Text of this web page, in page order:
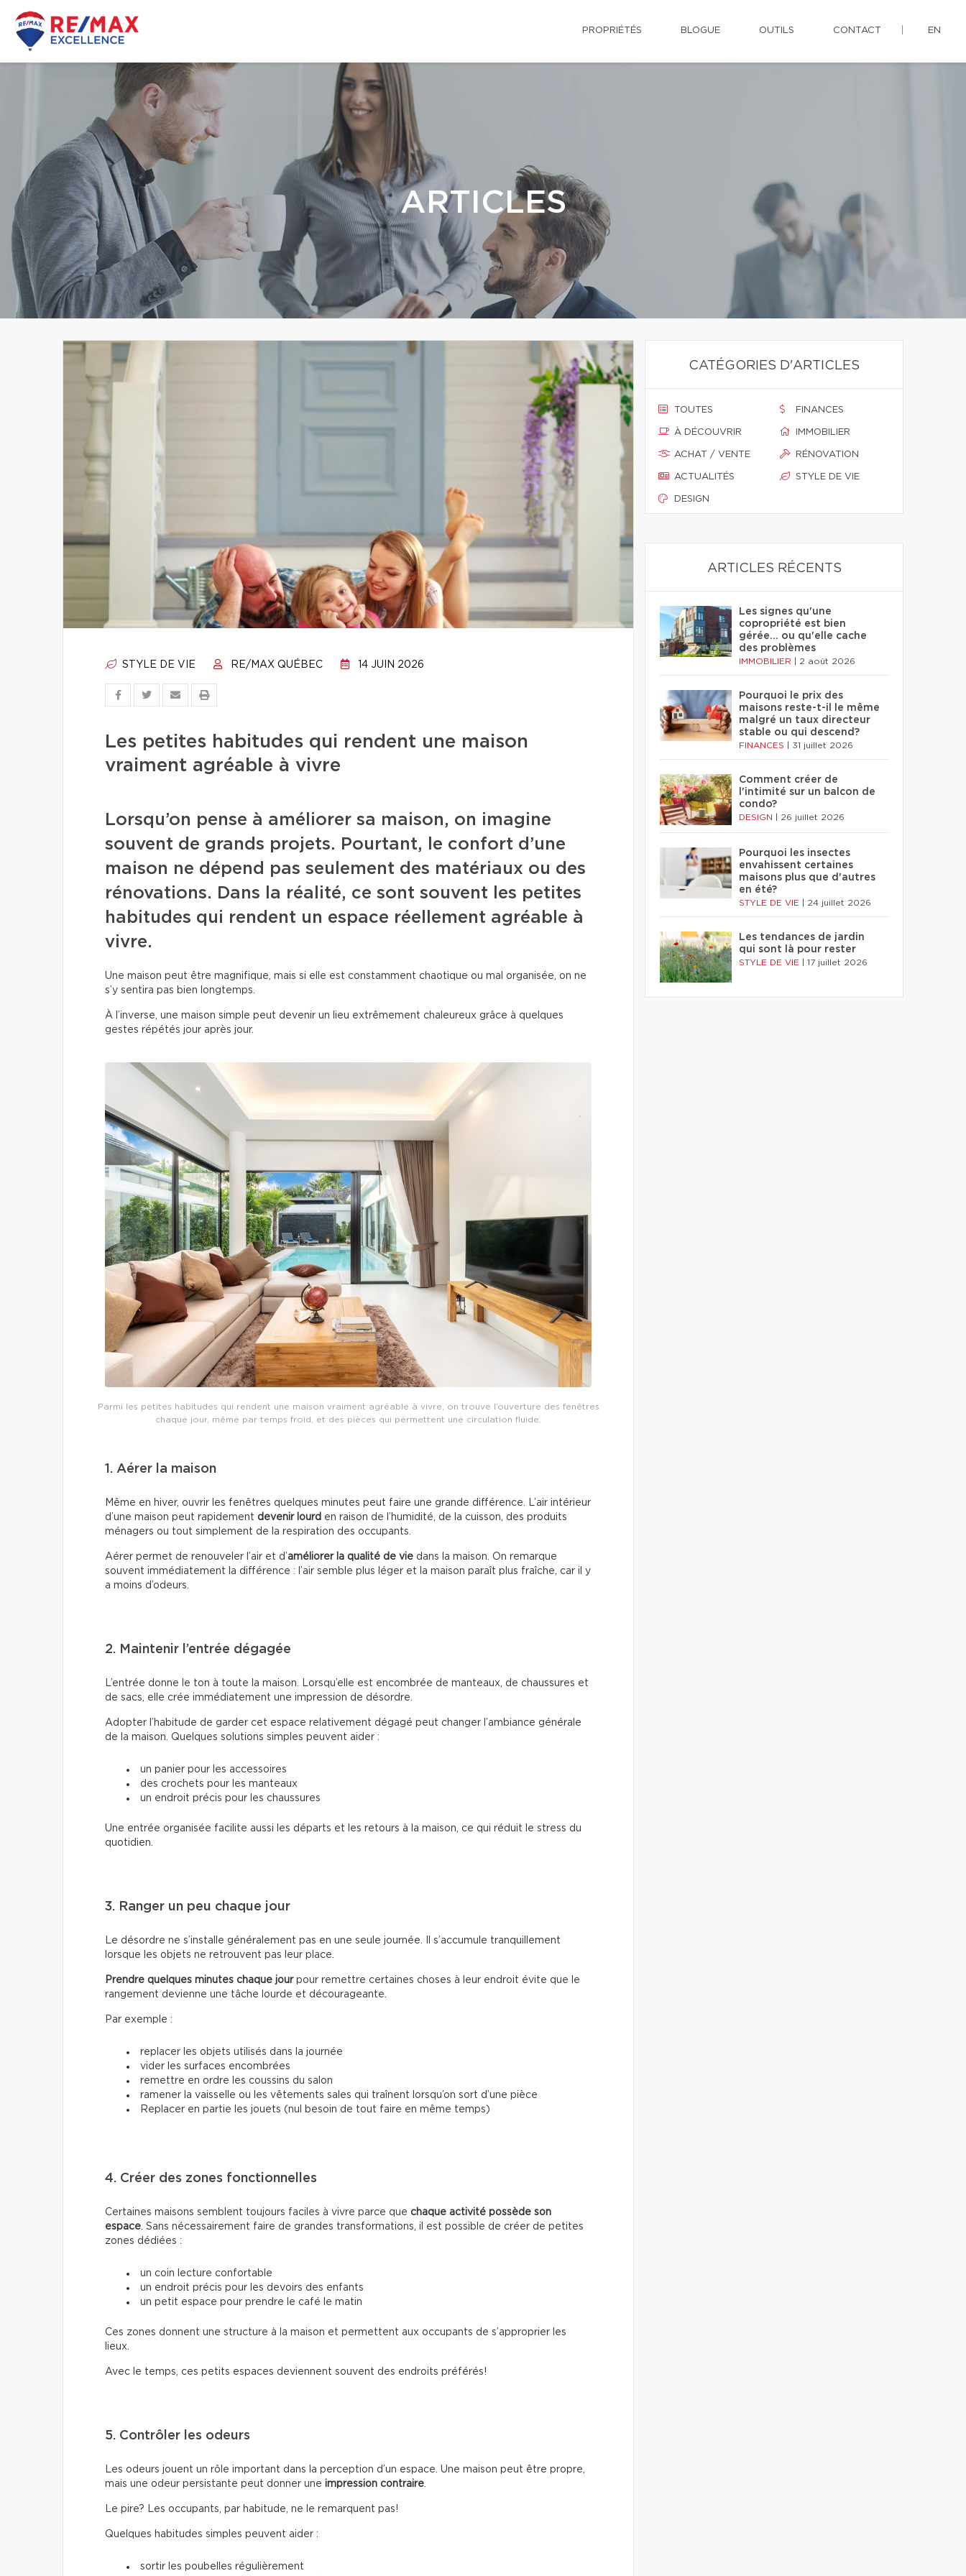
PROPRIÉTÉS BLOGUE OUTILS CONTACT EN
ARTICLES
STYLE DE VIE RE/MAX QUÉBEC 14 JUIN 2026
Les petites habitudes qui rendent une maison
vraiment agréable à vivre
Lorsqu’on pense à améliorer sa maison, on imagine
souvent de grands projets. Pourtant, le confort d’une
maison ne dépend pas seulement des matériaux ou des
rénovations. Dans la réalité, ce sont souvent les petites
habitudes qui rendent un espace réellement agréable à
vivre.
Une maison peut être magnifique, mais si elle est constamment chaotique ou mal organisée, on ne
s’y sentira pas bien longtemps.
À l’inverse, une maison simple peut devenir un lieu extrêmement chaleureux grâce à quelques
gestes répétés jour après jour.
Parmi les petites habitudes qui rendent une maison vraiment agréable à vivre, on trouve l’ouverture des fenêtres
chaque jour, même par temps froid, et des pièces qui permettent une circulation fluide.
1. Aérer la maison
Même en hiver, ouvrir les fenêtres quelques minutes peut faire une grande différence. L’air intérieur
d’une maison peut rapidement devenir lourd en raison de l’humidité, de la cuisson, des produits
ménagers ou tout simplement de la respiration des occupants.
Aérer permet de renouveler l’air et d’améliorer la qualité de vie dans la maison. On remarque
souvent immédiatement la différence : l’air semble plus léger et la maison paraît plus fraîche, car il y
a moins d’odeurs.
2. Maintenir l’entrée dégagée
L’entrée donne le ton à toute la maison. Lorsqu’elle est encombrée de manteaux, de chaussures et
de sacs, elle crée immédiatement une impression de désordre.
Adopter l’habitude de garder cet espace relativement dégagé peut changer l’ambiance générale
de la maison. Quelques solutions simples peuvent aider :
un panier pour les accessoires
des crochets pour les manteaux
un endroit précis pour les chaussures
Une entrée organisée facilite aussi les départs et les retours à la maison, ce qui réduit le stress du
quotidien.
3. Ranger un peu chaque jour
Le désordre ne s’installe généralement pas en une seule journée. Il s’accumule tranquillement
lorsque les objets ne retrouvent pas leur place.
Prendre quelques minutes chaque jourpour remettre certaines choses à leur endroit évite que le
rangement devienne une tâche lourde et décourageante.
Par exemple :
replacer les objets utilisés dans la journée
vider les surfaces encombrées
remettre en ordre les coussins du salon
ramener la vaisselle ou les vêtements sales qui traînent lorsqu’on sort d’une pièce
Replacer en partie les jouets (nul besoin de tout faire en même temps)
4. Créer des zones fonctionnelles
Certaines maisons semblent toujours faciles à vivre parce que chaque activité possède son
espace . Sans nécessairement faire de grandes transformations, il est possible de créer de petites
zones dédiées :
un coin lecture confortable
un endroit précis pour les devoirs des enfants
un petit espace pour prendre le café le matin
Ces zones donnent une structure à la maison et permettent aux occupants de s’approprier les
lieux.
Avec le temps, ces petits espaces deviennent souvent des endroits préférés!
5. Contrôler les odeurs
Les odeurs jouent un rôle important dans la perception d’un espace. Une maison peut être propre,
mais une odeur persistante peut donner une impression contraire
Le pire? Les occupants, par habitude, ne le remarquent pas!
Quelques habitudes simples peuvent aider :
sortir les poubelles régulièrement
CATÉGORIES D'ARTICLES
TOUTES
À DÉCOUVRIR
ACHAT / VENTE
ACTUALITÉS
DESIGN
FINANCES
IMMOBILIER
RÉNOVATION
STYLE DE VIE
ARTICLES RÉCENTS
Les signes qu'une
copropriété est bien
gérée… ou qu'elle cache
des problèmes
IMMOBILIER 2 août 2026
Pourquoi le prix des
maisons reste-t-il le même
malgré un taux directeur
stable ou qui descend?
FINANCES 31 juillet 2026
Comment créer de
l'intimité sur un balcon de
condo?
DESIGN 26 juillet 2026
Pourquoi les insectes
envahissent certaines
maisons plus que d'autres
en été?
STYLE DE VIE 24 juillet 2026
Les tendances de jardin
qui sont là pour rester
STYLE DE VIE 17 juillet 2026